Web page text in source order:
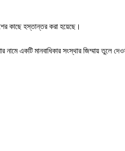
কাছে হস্তান্তর করা হয়েছে।
একটি মানবাধিকার সংস্থার জিম্মায় তুলে